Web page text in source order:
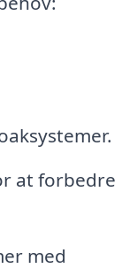
at forbedre
med